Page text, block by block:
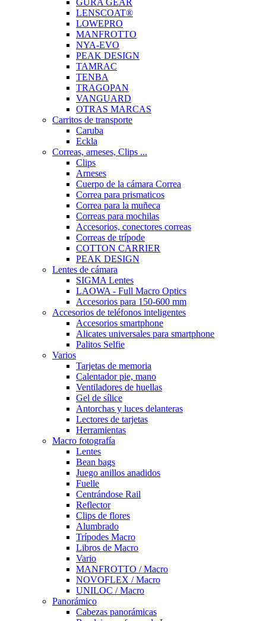
GURA GEAR
LENSCOAT®
LOWEPRO
MANFROTTO
NYA-EVO
PEAK DESIGN
TAMRAC
TENBA
TRAGOPAN
VANGUARD
OTRAS MARCAS
Carritos de transporte
Caruba
Eckla
Correas, arneses, Clips ...
Clips
Arneses
Cuerpo de la cámara Correa
Correa para prismaticos
Correa para la muñeca
Correas para mochilas
Accesorios, conectores correas
Correas de trípode
COTTON CARRIER
PEAK DESIGN
Lentes de cámara
SIGMA Lentes
LAOWA - Full Macro Optics
Accesorios para 150-600 mm
Accesorios de teléfonos inteligentes
Accesorios smartphone
Alicates universales para smartphone
Palitos Selfie
Varios
Tarjetas de memoria
Calentador pie, mano
Ventiladores de huellas
Gel de sílice
Antorchas y luces delanteras
Lectores de tarjetas
Herramientas
Macro fotografía
Lentes
Bean bags
Juego anillos anadidos
Fuelle
Centrándose Rail
Reflector
Clips de flores
Alumbrado
Trípodes Macro
Libros de Macro
Vario
MANFROTTO / Macro
NOVOFLEX / Macro
UNILOC / Macro
Panorámico
Cabezas panorámicas